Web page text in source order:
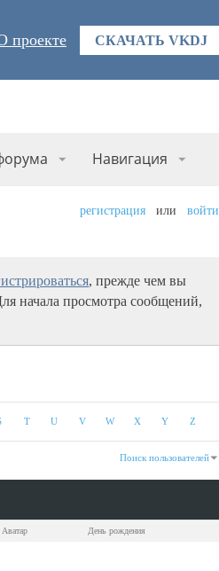
проекте СКАЧАТЬ VKDJ
Навигация
регистрация или войти
, прежде чем вы
начала просмотра сообщений,
T U V W X Y Z
Поиск пользователей
Аватар День рождения